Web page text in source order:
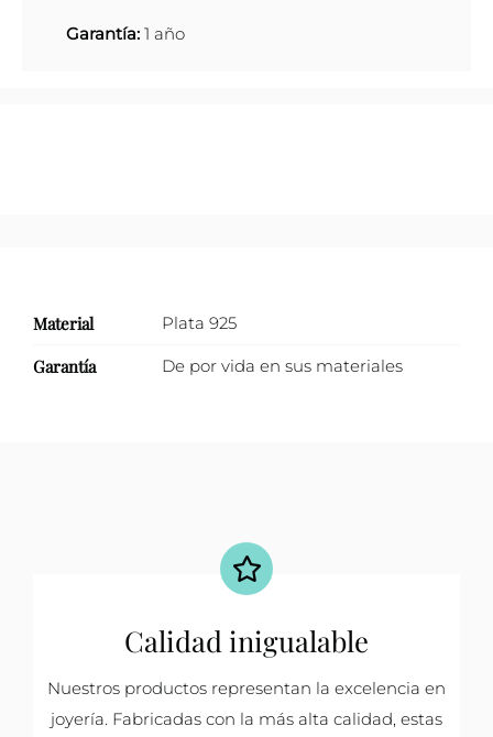
Garantía: 1 año
Material Plata 925
Garantía De por vida en sus materiales
Calidad inigualable
Nuestros productos representan la excelencia en
joyería. Fabricadas con la más alta calidad, estas